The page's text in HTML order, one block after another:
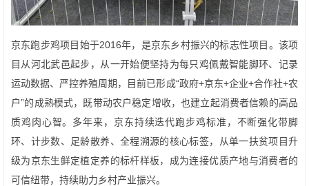
京东跑步鸡项目始于2016年，是京东乡村振兴的标志性项目。该项
目从河北武邑起步，从一开始便坚持为每只鸡佩戴智能脚环、记录
运动数据、严控养殖周期，目前已形成“政府+京东+企业+合作社+农
户”的成熟模式，既带动农户稳定增收，也建立起消费者信赖的高品
质鸡肉心智。多年来，京东持续迭代跑步鸡标准，不断强化带脚
环、计步数、足龄散养、全程溯源的核心标签，从单一扶贫项目升
级为京东生鲜定植定养的标杆样板，成为连接优质产地与消费者的
可信纽带，持续助力乡村产业振兴。